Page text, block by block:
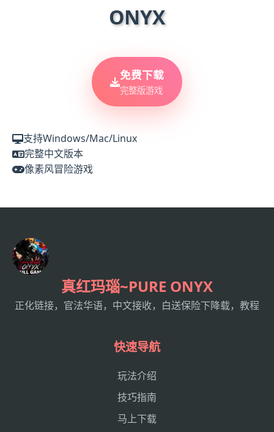
ONYX
免费下载
完整版游戏
支持Windows/Mac/Linux
完整中文版本
像素风冒险游戏
真红玛瑙~PURE ONYX
正化链接，官法华语，中文接收，白送保险下降载，教程
快速导航
玩法介绍
技巧指南
马上下载